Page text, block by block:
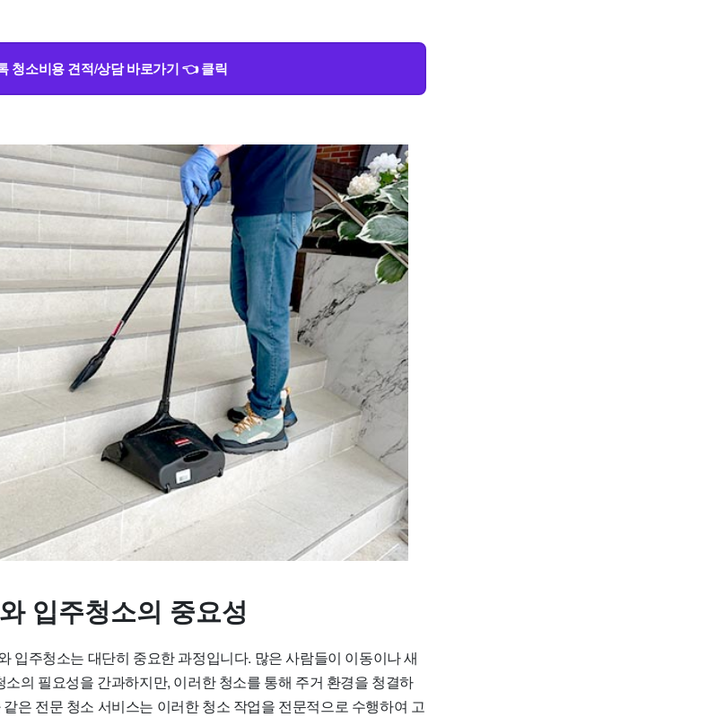
청소비용 견적/상담 바로가기 👈 클릭
입주청소의 중요성
입주청소는 대단히 중요한 과정입니다. 많은 사람들이 이동이나 새
의 필요성을 간과하지만, 이러한 청소를 통해 주거 환경을 청결하
은 전문 청소 서비스는 이러한 청소 작업을 전문적으로 수행하여 고